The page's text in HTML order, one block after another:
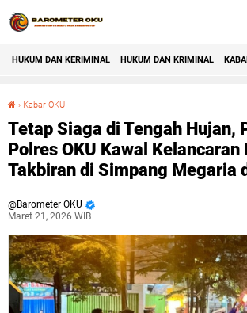
HUKUM DAN KERIMINAL HUKUM DAN KRIMINAL
› Kabar OKU
Tetap Siaga di Tengah Hujan,
Polres OKU Kawal Kelancaran
Takbiran di Simpang Megaria
Barometer OKU
Maret 21, 2026 WIB